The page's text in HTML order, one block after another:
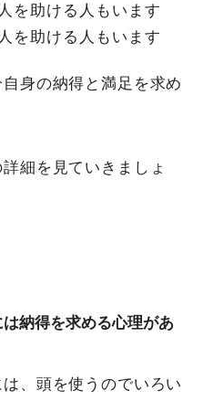
を助ける人もいます
を助ける人もいます
身の納得と満足を求め
細を見ていきましょ
納得を求める心理があ
、頭を使うのでいろい